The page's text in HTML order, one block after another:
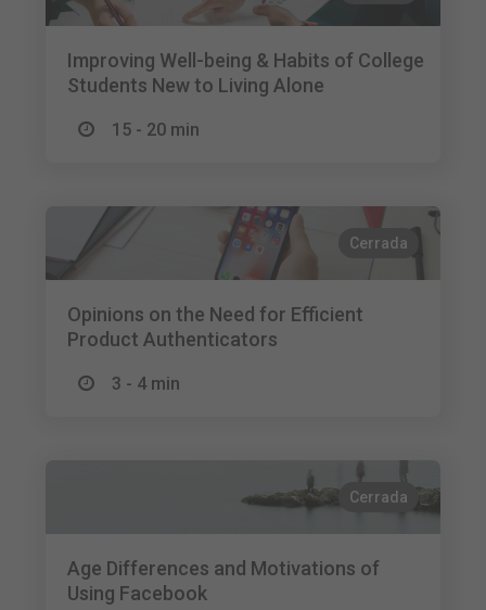
Improving Well-being & Habits of College
Students New to Living Alone
15 - 20 min
Cerrada
Opinions on the Need for Efficient
Product Authenticators
3 - 4 min
Cerrada
Age Differences and Motivations of
Using Facebook